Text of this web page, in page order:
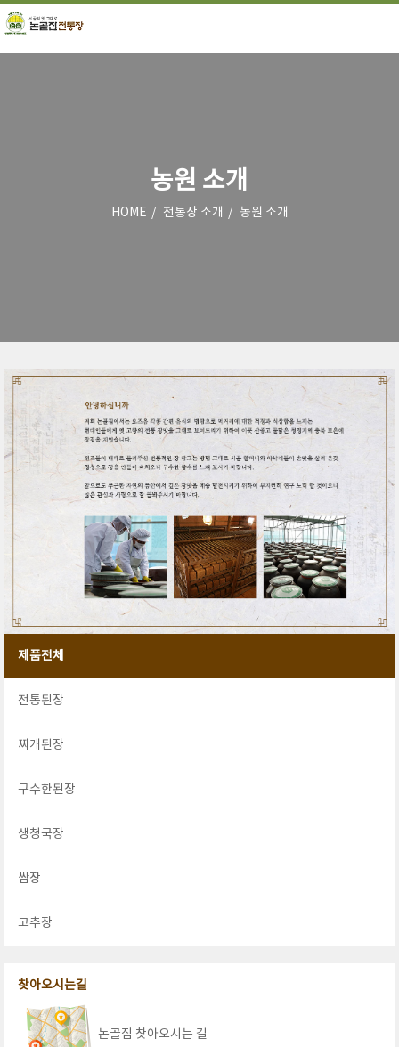
농원 소개
HOME 전통장 소개 농원 소개
제품전체
전통된장
찌개된장
구수한된장
생청국장
쌈장
고추장
찾아오시는길
논골집 찾아오시는 길